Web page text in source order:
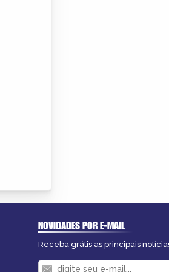
NOVIDADES POR E-MAIL
Receba grátis as principais